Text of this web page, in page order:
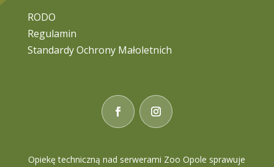
RODO
Regulamin
Standardy Ochrony Małoletnich
Opiekę techniczną nad serwerami Zoo Opole sprawuje